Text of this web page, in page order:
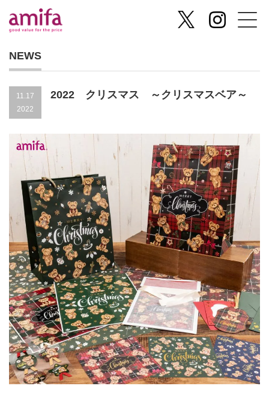
NEWS
11.17
2022
2022 クリスマス ～クリスマスベア～